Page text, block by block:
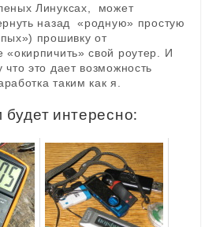
Линуксах, может
назад «родную» простую
прошивку от
«окирпичить» свой роутер. И
это дает возможность
таким как я.
интересно: